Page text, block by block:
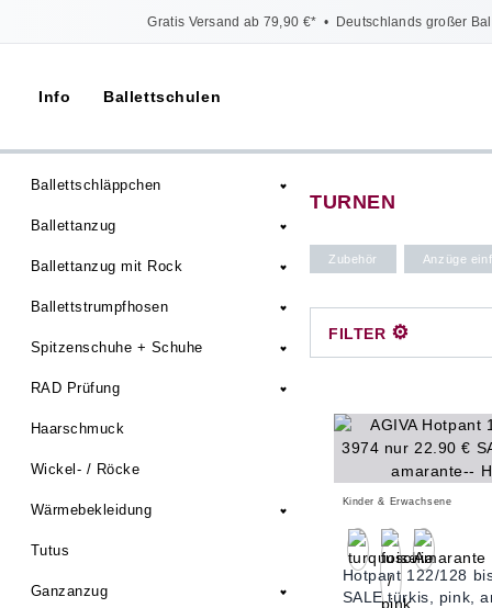
Gratis Versand ab 79,90 €* • Deutschlands großer
Info Ballettschulen
Ballettschläppchen
Ballettanzug
Ballettanzug mit Rock
Ballettstrumpfhosen
Spitzenschuhe + Schuhe
RAD Prüfung
Haarschmuck
Wickel- / Röcke
Wärmebekleidung
Tutus
Ganzanzug
TURNEN
Zubehör Anzüge
FILTER ⚙
Kinder & Erwachsene
Hotpant 122/128
SALE türkis, pink,